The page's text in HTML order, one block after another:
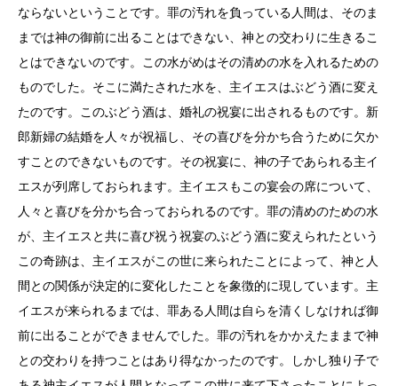
ならないということです。罪の汚れを負っている人間は、そのま
までは神の御前に出ることはできない、神との交わりに生きるこ
とはできないのです。この水がめはその清めの水を入れるための
ものでした。そこに満たされた水を、主イエスはぶどう酒に変え
たのです。このぶどう酒は、婚礼の祝宴に出されるものです。新
郎新婦の結婚を人々が祝福し、その喜びを分かち合うために欠か
すことのできないものです。その祝宴に、神の子であられる主イ
エスが列席しておられます。主イエスもこの宴会の席について、
人々と喜びを分かち合っておられるのです。罪の清めのための水
が、主イエスと共に喜び祝う祝宴のぶどう酒に変えられたという
この奇跡は、主イエスがこの世に来られたことによって、神と人
間との関係が決定的に変化したことを象徴的に現しています。主
イエスが来られるまでは、罪ある人間は自らを清くしなければ御
前に出ることができませんでした。罪の汚れをかかえたままで神
との交わりを持つことはあり得なかったのです。しかし独り子で